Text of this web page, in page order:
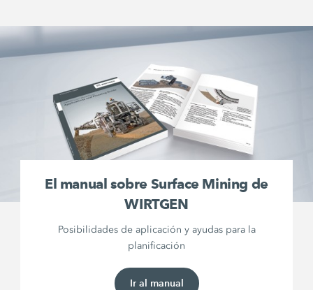
El manual sobre Surface Mining de
WIRTGEN
Posibilidades de aplicación y ayudas para la
planificación
Ir al manual